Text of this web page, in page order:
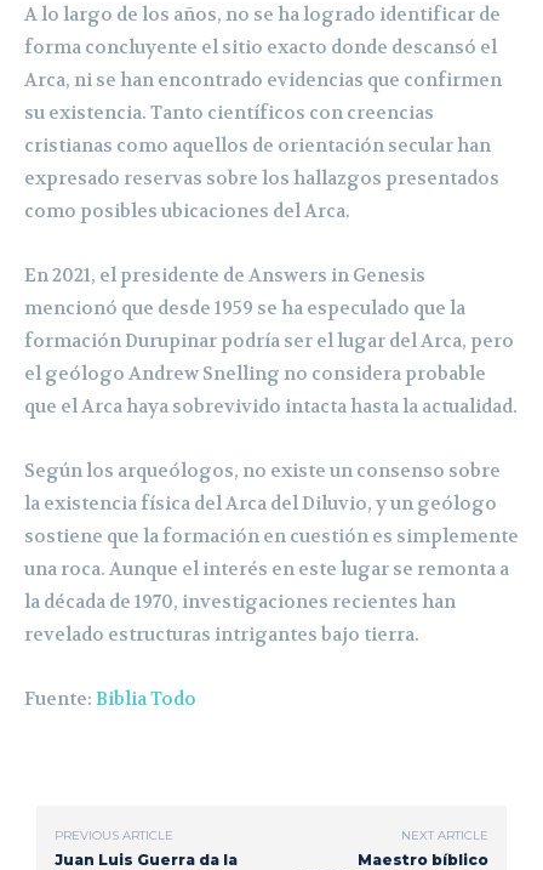
A lo largo de los años, no se ha logrado identificar de
forma concluyente el sitio exacto donde descansó el
Arca, ni se han encontrado evidencias que confirmen
su existencia. Tanto científicos con creencias
cristianas como aquellos de orientación secular han
expresado reservas sobre los hallazgos presentados
como posibles ubicaciones del Arca.
En 2021, el presidente de Answers in Genesis
mencionó que desde 1959 se ha especulado que la
formación Durupinar podría ser el lugar del Arca, pero
el geólogo Andrew Snelling no considera probable
que el Arca haya sobrevivido intacta hasta la actualidad.
Según los arqueólogos, no existe un consenso sobre
la existencia física del Arca del Diluvio, y un geólogo
sostiene que la formación en cuestión es simplemente
una roca. Aunque el interés en este lugar se remonta a
la década de 1970, investigaciones recientes han
revelado estructuras intrigantes bajo tierra.
Fuente: Biblia Todo
PREVIOUS ARTICLE
Juan Luis Guerra da la
NEXT ARTICLE
Maestro bíblico